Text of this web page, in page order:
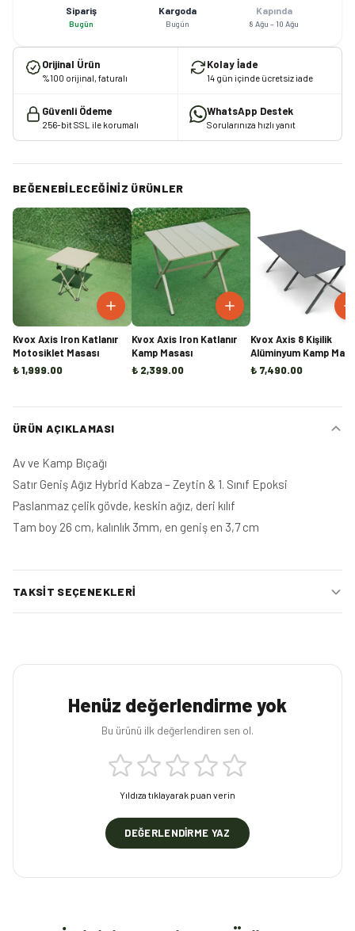
Sipariş
Bugün
Kargoda
Bugün
Kapında
8 Ağu – 10 Ağu
Orijinal Ürün
%100 orijinal, faturalı
Kolay İade
14 gün içinde ücretsiz iade
Güvenli Ödeme
256-bit SSL ile korumalı
WhatsApp Destek
Sorularınıza hızlı yanıt
BEĞENEBILECEĞINIZ ÜRÜNLER
Kvox Axis Iron Katlanır
Motosiklet Masası
₺ 1,999.00
Kvox Axis Iron Katlanır
Kamp Masası
₺ 2,399.00
Kvox Axis 8 Kişilik
Alüminyum Kamp
(Ön Sipariş)
₺ 7,490.00
ÜRÜN AÇIKLAMASI
Av ve Kamp Bıçağı
Satır Geniş Ağız Hybrid Kabza – Zeytin & 1. Sınıf Epoksi
Paslanmaz çelik gövde, keskin ağız, deri kılıf
Tam boy 26 cm, kalınlık 3mm, en geniş en 3,7 cm
TAKSIT SEÇENEKLERI
Henüz değerlendirme yok
Bu ürünü ilk değerlendiren sen ol.
Yıldıza tıklayarak puan verin
DEĞERLENDIRME YAZ